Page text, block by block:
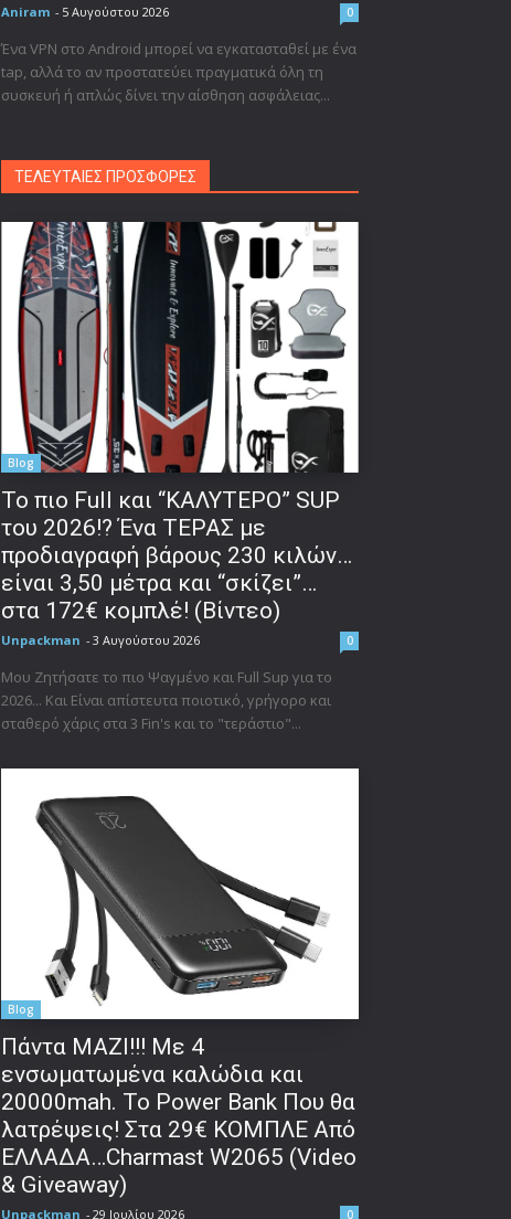
Aniram - 5 Αυγούστου 2026 0
Ένα VPN στο Android μπορεί να εγκατασταθεί με ένα
tap, αλλά το αν προστατεύει πραγματικά όλη τη
συσκευή ή απλώς δίνει την αίσθηση ασφάλειας...
ΤΕΛΕΥΤΑΙΕΣ ΠΡΟΣΦΟΡΕΣ
Blog
To πιο Full και “ΚΑΛΥΤΕΡΟ” SUP
του 2026!? Ένα ΤΕΡΑΣ με
προδιαγραφή βάρους 230 κιλών…
είναι 3,50 μέτρα και “σκίζει”…
στα 172€ κομπλέ! (Βίντεο)
Unpackman - 3 Αυγούστου 2026 0
Μου Ζητήσατε το πιο Ψαγμένο και Full Sup για το
2026... Και Είναι απίστευτα ποιοτικό, γρήγορο και
σταθερό χάρις στα 3 Fin's και το "τεράστιο"...
Blog
Πάντα ΜΑΖΙ!!! Με 4
ενσωματωμένα καλώδια και
20000mah. Το Power Bank Που θα
λατρέψεις! Στα 29€ ΚΟΜΠΛΕ Από
ΕΛΛΑΔΑ…Charmast W2065 (Video
& Giveaway)
Unpackman - 29 Ιουλίου 2026 0